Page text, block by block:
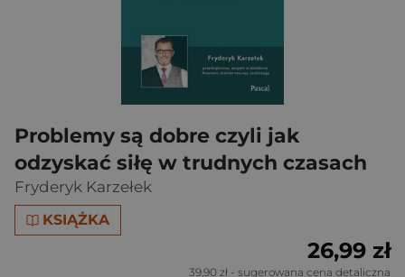
Problemy są dobre czyli jak
odzyskać siłę w trudnych czasach
Fryderyk Karzełek
KSIĄŻKA
26,99 zł
39,90 zł - sugerowana cena detaliczna